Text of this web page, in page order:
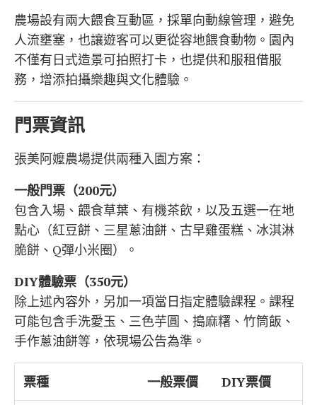
農場設有兩大餵食互動區，採單向動線管理，避免
人流壅塞，也讓遊客可以更從容地餵食動物。園內
不僅有日式造景可拍照打卡，也提供和服租借服
務，增添拍攝樂趣與文化體驗。
門票資訊
張美阿嬤農場提供兩種入園方案：
一般門票（200元）
包含入場、餵食草葉、有機茶飲，以及五選一在地
點心（紅豆餅、三星蔥油餅、古早雞蛋糕、冰淇淋
脆餅、Q彈小米圈）。
DIY體驗票（350元）
除上述內容外，另加一項當日指定體驗課程。課程
可能包含手洗愛玉、三色芋圓、搗麻糬、竹筒飯、
手作蔥油餅等，依現場公告為準。
票種 一般票價 DIY票價